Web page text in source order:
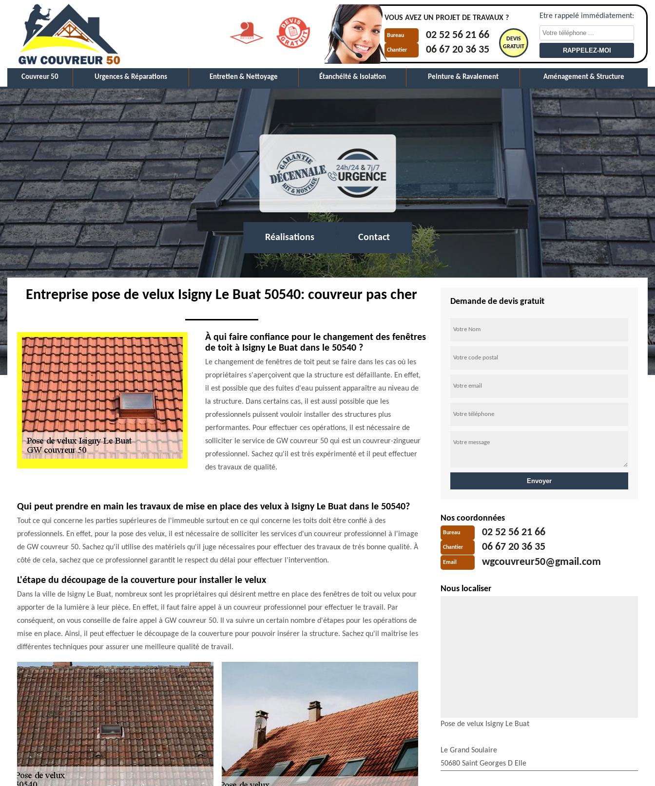
VOUS AVEZ UN PROJET DE TRAVAUX ?
Bureau 02 52 56 21 66
Chantier 06 67 20 36 35
DEVIS
GRATUIT
Etre rappelé immédiatement:
Couvreur 50 Urgences & Réparations Entretien & Nettoyage Étanchéité & Isolation Peinture & Ravalement Aménagement & Structure
Réalisations Contact
Entreprise pose de velux Isigny Le Buat 50540: couvreur pas cher
À qui faire confiance pour le changement des fenêtres
de toit à Isigny Le Buat dans le 50540 ?
Le changement de fenêtres de toit peut se faire dans les cas où les
propriétaires s'aperçoivent que la structure est défaillante. En effet,
il est possible que des fuites d'eau puissent apparaître au niveau de
la structure. Dans certains cas, il est aussi possible que les
professionnels puissent vouloir installer des structures plus
performantes. Pour effectuer ces opérations, il est nécessaire de
solliciter le service de GW couvreur 50 qui est un couvreur-zingueur
professionnel. Sachez qu'il est très expérimenté et il peut effectuer
des travaux de qualité.
Qui peut prendre en main les travaux de mise en place des velux à Isigny Le Buat dans le 50540?
Tout ce qui concerne les parties supérieures de l'immeuble surtout en ce qui concerne les toits doit être confié à des
professionnels. En effet, pour la pose des velux, il est nécessaire de solliciter les services d'un couvreur professionnel à l'image
de GW couvreur 50. Sachez qu'il utilise des matériels qu'il juge nécessaires pour effectuer des travaux de très bonne qualité. À
côté de cela, sachez que ce professionnel garantit le respect du délai pour effectuer l'intervention.
L'étape du découpage de la couverture pour installer le velux
Dans la ville de Isigny Le Buat, nombreux sont les propriétaires qui désirent mettre en place des fenêtres de toit ou velux pour
apporter de la lumière à leur pièce. En effet, il faut faire appel à un couvreur professionnel pour effectuer le travail. Par
conséquent, on vous conseille de faire appel à GW couvreur 50. Il va suivre un certain nombre d'étapes pour les opérations de
mise en place. Ainsi, il peut effectuer le découpage de la couverture pour pouvoir insérer la structure. Sachez qu'il maîtrise les
différentes techniques pour assurer une meilleure qualité de travail.
Demande de devis gratuit
Nos coordonnées
Bureau 02 52 56 21 66
Chantier 06 67 20 36 35
Email wgcouvreur50@gmail.com
Nous localiser
Pose de velux Isigny Le Buat
Le Grand Soulaire
50680 Saint Georges D Elle